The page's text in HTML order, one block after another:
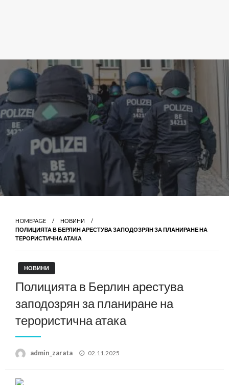
HOMEPAGE
НОВИНИ
ПОЛИЦИЯТА В БЕРЛИН АРЕСТУВА ЗАПОДОЗРЯН ЗА ПЛАНИРАНЕ НА
ТЕРОРИСТИЧНА АТАКА
НОВИНИ
Полицията в Берлин арестува
заподозрян за планиране на
терористична атака
admin_zarata
Posted
02.11.2025